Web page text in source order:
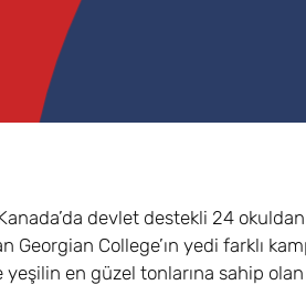
devlet destekli 24
Georgian College’ın yedi farklı
en güzel tonlarına sahip olan